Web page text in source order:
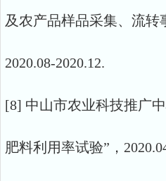
及农产品样品采集、流转
2020.08-2020.12.
[8] 中山市农业科技推广
肥料利用率试验”，